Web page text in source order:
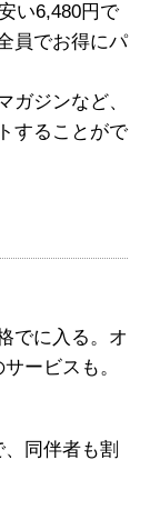
い6,480円で
員でお得にパ
ガジンなど、
することがで
でに入る。オ
ービスも。
同伴者も割